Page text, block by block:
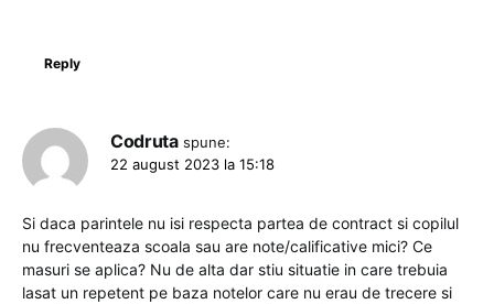
Reply
Codruta spune:
22 august 2023 la 15:18
Si daca parintele nu isi respecta partea de contract si copilul
nu frecventeaza scoala sau are note/calificative mici? Ce
masuri se aplica? Nu de alta dar stiu situatie in care trebuia
lasat un repetent pe baza notelor care nu erau de trecere si